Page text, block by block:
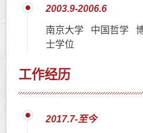
2003.9-2006.6
南京大学 中国哲学
士学位
工作经历
2017.7-至今